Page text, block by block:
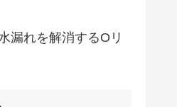
漏れを解消するOリ